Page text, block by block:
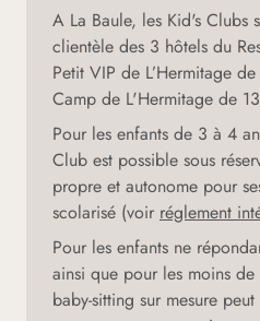
A La Baule, les Kid's Clubs
clientèle des 3 hôtels du
Petit VIP de L’Hermitage
Camp de L'Hermitage de
Pour les enfants de 3 à 4
Club est possible sous
propre et autonome pour
scolarisé (voir réglement
Pour les enfants ne
ainsi que pour les moins
baby-sitting sur mesure